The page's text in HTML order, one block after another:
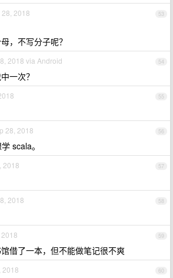
53
28, 2018
，不写分子呢？
54
2018 via Android
一次？
55
56
28, 2018
scala。
57
2018
58
2018
59
借了一本，但不能做笔记很不爽
60
2018